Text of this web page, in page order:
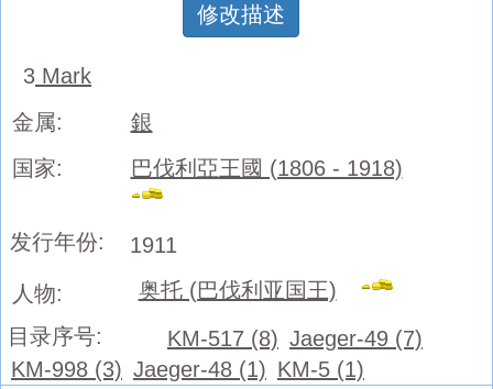
修改描述
3 Mark
金属:
銀
国家:
巴伐利亞王國 (1806 - 1918)
发行年份:
1911
人物:
奥托 (巴伐利亚国王)
目录序号:
KM-517 (8) Jaeger-49 (7)
KM-998 (3) Jaeger-48 (1) KM-5 (1)